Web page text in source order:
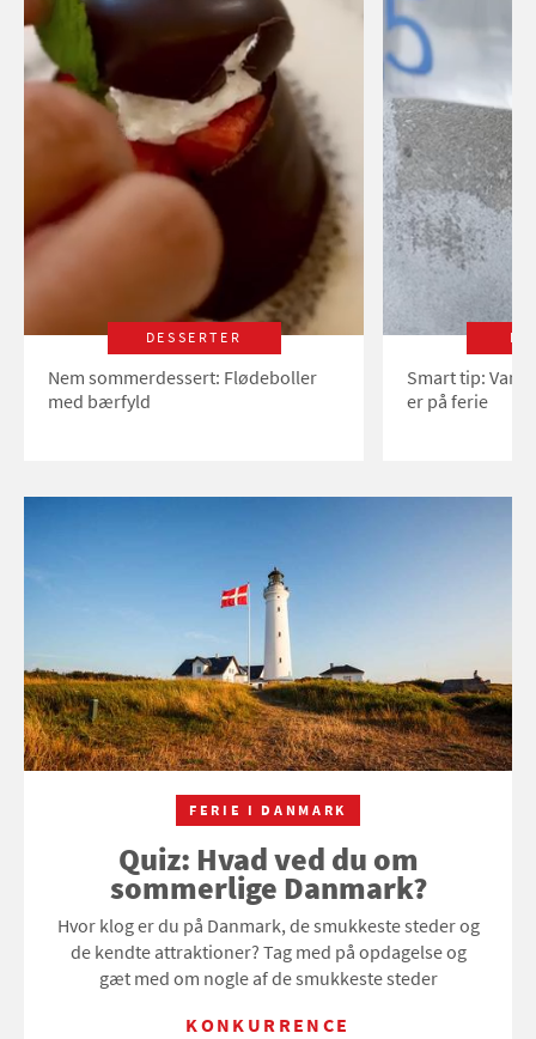
DESSERTER
Nem sommerdessert: Flødeboller
med bærfyld
Smart tip:
er på ferie
FERIE I DANMARK
Quiz: Hvad ved du om
sommerlige Danmark?
Hvor klog er du på Danmark, de smukkeste steder og
de kendte attraktioner? Tag med på opdagelse og
gæt med om nogle af de smukkeste steder
KONKURRENCE